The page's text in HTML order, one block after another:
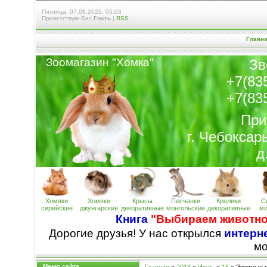
Пятница, 07.08.2026, 05:03
Приветствую Вас Гость| RSS
Зоомагазин "Хомка"
г.
Хомяки
сирийские
Хомяки
джунгарские
Крысы
декоративные
Песчанки
монгольские
Кролики
декоративные
Книга "Выбираем
Дорогие друзья! У нас открылся